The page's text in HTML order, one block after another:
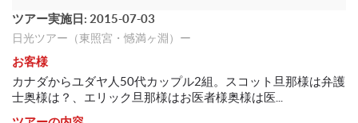
ツアー実施日: 2015-07-03
日光ツアー（東照宮・憾満ヶ淵）ー
お客様
カナダからユダヤ人50代カップル2組。スコット旦那様は弁護
士奥様は？、エリック旦那様はお医者様奥様は医...